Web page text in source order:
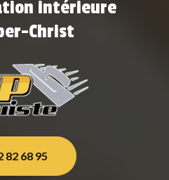
intérieure
Christ
82 68 95